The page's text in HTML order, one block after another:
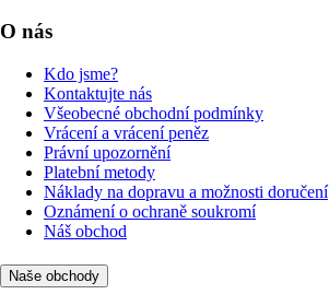
O nás
Kdo jsme?
Kontaktujte nás
Všeobecné obchodní podmínky
Vrácení a vrácení peněz
Právní upozornění
Platební metody
Náklady na dopravu a možnosti doručení
Oznámení o ochraně soukromí
Náš obchod
Naše obchody